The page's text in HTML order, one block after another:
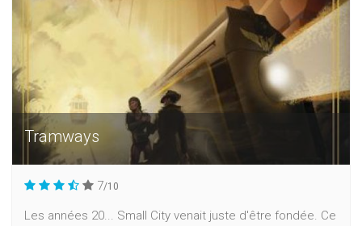
Tramways
7/10
Les années 20... Small City venait juste d'être fondée. Ce